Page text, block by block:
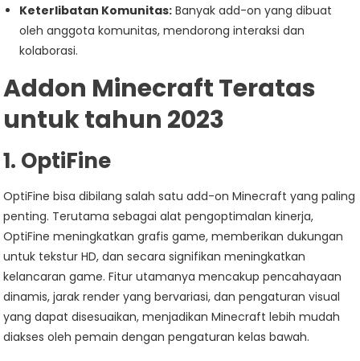
Keterlibatan Komunitas: Banyak add-on yang dibuat
oleh anggota komunitas, mendorong interaksi dan
kolaborasi.
Addon Minecraft Teratas
untuk tahun 2023
1. OptiFine
OptiFine bisa dibilang salah satu add-on Minecraft yang paling
penting. Terutama sebagai alat pengoptimalan kinerja,
OptiFine meningkatkan grafis game, memberikan dukungan
untuk tekstur HD, dan secara signifikan meningkatkan
kelancaran game. Fitur utamanya mencakup pencahayaan
dinamis, jarak render yang bervariasi, dan pengaturan visual
yang dapat disesuaikan, menjadikan Minecraft lebih mudah
diakses oleh pemain dengan pengaturan kelas bawah.